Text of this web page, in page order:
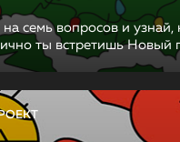
на семь вопросов и узнай,
ты встретишь Новый